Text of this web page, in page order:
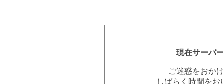
現在サーバ
ご迷惑をおか
しばらく時間を